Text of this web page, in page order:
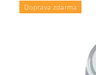
Doprava zdarma